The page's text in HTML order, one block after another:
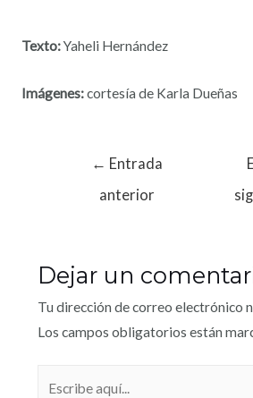
Texto:Yaheli Hernández
Imágenes:cortesía de Karla Dueñas
← Entrada
anterior
Dejar un
Tu dirección de correo electrónico
Los campos obligatorios están